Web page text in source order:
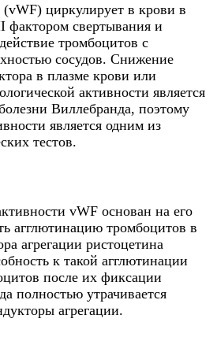
циркулирует в крови в
фактором свертывания и
тромбоцитов с
сосудов. Снижение
в плазме крови или
активности является
Виллебранда, поэтому
является одним из
тестов.
vWF основан на его
агглютинацию тромбоцитов в
агрегации ристоцетина
к такой агглютинации
после их фиксации
полностью утрачивается
агрегации.